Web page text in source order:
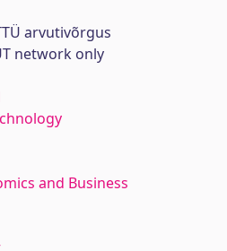
arvutivõrgus
network only
and Business